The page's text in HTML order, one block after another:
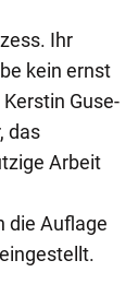
Ihr
kein ernst
Guse-
das
Arbeit
die Auflage